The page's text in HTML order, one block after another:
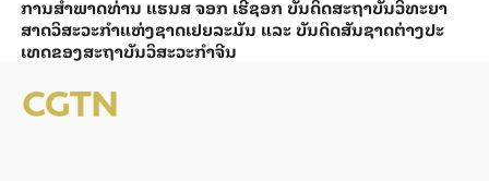
ການ​ສຳ​ພາດ​ທ່ານ ແຮນ​ສ ຈອກ ເຮີ​ຊອກ ​ບັນ​ດິດ​ສະ​ຖາ​ບັນວິ​ທະ​ຍາ​
ສາດວິ​ສະ​ວະ​ກຳ​ແຫ່ງ​ຊາດ​ເຢຍ​ລະ​ມັນ ແລະ ບັນ​ດິດ​ສັນ​ຊາດ​ຕ່າງ​ປະ​
ເທດ​ຂອງສະ​ຖາ​ບັນ​ວິ​ສະ​ວະ​ກຳ​ຈີນ